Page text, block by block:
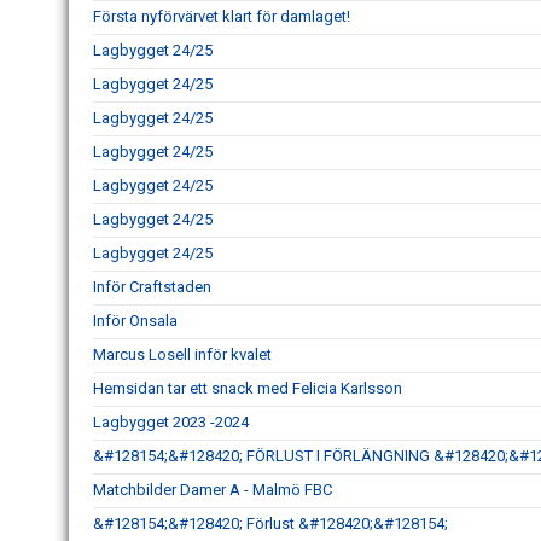
Första nyförvärvet klart för damlaget!
Lagbygget 24/25
Lagbygget 24/25
Lagbygget 24/25
Lagbygget 24/25
Lagbygget 24/25
Lagbygget 24/25
Lagbygget 24/25
Inför Craftstaden
Inför Onsala
Marcus Losell inför kvalet
Hemsidan tar ett snack med Felicia Karlsson
Lagbygget 2023 -2024
&#128154;&#128420; FÖRLUST I FÖRLÄNGNING
Matchbilder Damer A - Malmö FBC
&#128154;&#128420; Förlust &#128420;&#128154;